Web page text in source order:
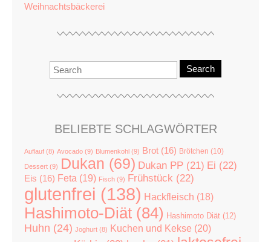
Weihnachtsbäckerei
Search
BELIEBTE SCHLAGWÖRTER
Auflauf (8) Avocado (9) Blumenkohl (9) Brot (16) Brötchen (10)
Dessert (9) Dukan (69) Dukan PP (21) Ei (22)
Eis (16) Feta (19) Fisch (9) Frühstück (22)
glutenfrei (138) Hackfleisch (18)
Hashimoto-Diät (84) Hashimoto Diät (12)
Huhn (24) Joghurt (8) Kuchen und Kekse (20)